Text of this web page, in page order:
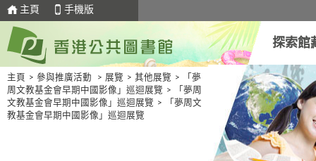
主頁 手機版
探索館
主頁 > 參與推廣活動 > 展覽 > 其他展覽 >
「夢
周文教基金會早期中國影像」巡迴展覽 >
「夢周
文教基金會早期中國影像」巡迴展覽 >
「夢周文
教基金會早期中國影像」巡迴展覽